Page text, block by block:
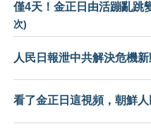
僅4天！金正日由活蹦亂跳
次)
人民日報泄中共解決危機新
看了金正日這視頻，朝鮮人